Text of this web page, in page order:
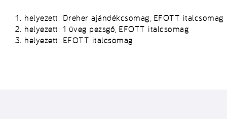
helyezett: Dreher ajándékcsomag, EFOTT italcsomag
helyezett: 1 üveg pezsgő, EFOTT italcsomag
helyezett: EFOTT italcsomag